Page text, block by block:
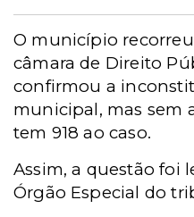
O município recorreu
câmara de Direito
confirmou a
municipal, mas sem
tem 918 ao caso.
Assim, a questão foi
Órgão Especial do